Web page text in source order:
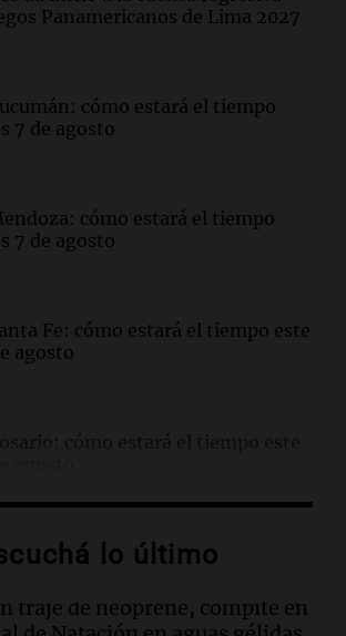
Panamericanos de Lima 2027
cómo estará el tiempo
7 de agosto
cómo estará el tiempo
7 de agosto
Fe: cómo estará el tiempo este
agosto
cómo estará el tiempo este
Cuernavaca por fuga de gas en
lo último
traje de neoprene, compite en